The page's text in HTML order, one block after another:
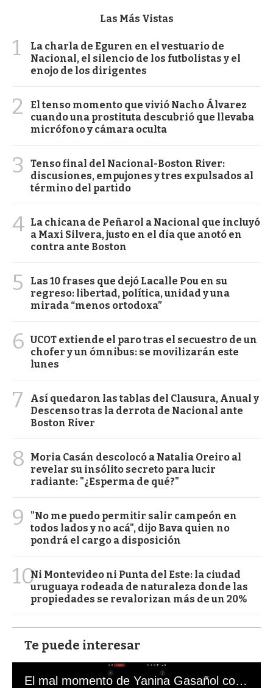
Las Más Vistas
1
La charla de Eguren en el vestuario de
Nacional, el silencio de los futbolistas y el
enojo de los dirigentes
2
El tenso momento que vivió Nacho Álvarez
cuando una prostituta descubrió que llevaba
micrófono y cámara oculta
3
Tenso final del Nacional-Boston River:
discusiones, empujones y tres expulsados al
término del partido
4 La chicana de Peñarol a Nacional que incluyó
a Maxi Silvera, justo en el día que anotó en
contra ante Boston
5
Las 10 frases que dejó Lacalle Pou en su
regreso: libertad, política, unidad y una
mirada “menos ortodoxa”
6 UCOT extiende el paro tras el secuestro de un
chofer y un ómnibus: se movilizarán este
lunes
7
Así quedaron las tablas del Clausura, Anual y
Descenso tras la derrota de Nacional ante
Boston River
8
Moria Casán descolocó a Natalia Oreiro al
revelar su insólito secreto para lucir
radiante: "¿Esperma de qué?"
9
"No me puedo permitir salir campeón en
todos lados y no acá", dijo Bava quien no
pondrá el cargo a disposición
10Ni Montevideo ni Punta del Este: la ciudad
uruguaya rodeada de naturaleza donde las
propiedades se revalorizan más de un 20%
Te puede interesar
El mal momento de Yanina Gasañol con un hincha argentino en "Subrayado"